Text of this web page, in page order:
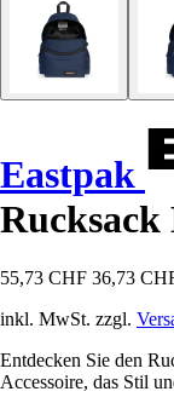
Eastpak
55,73 CHF 36,73
inkl. MwSt. zzgl.
Entdecken Sie den
Accessoire, das Stil